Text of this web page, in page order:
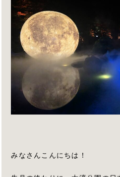
みなさんこんにちは！